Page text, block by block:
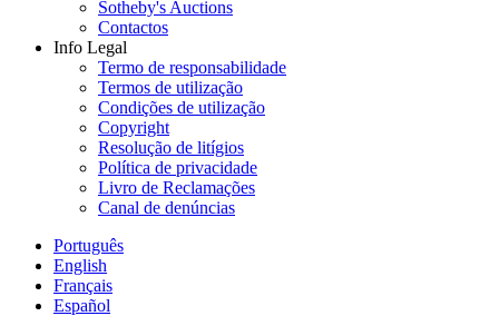
Sotheby's Auctions
Contactos
Info Legal
Termo de responsabilidade
Termos de utilização
Condições de utilização
Copyright
Resolução de litígios
Política de privacidade
Livro de Reclamações
Canal de denúncias
Português
English
Français
Español